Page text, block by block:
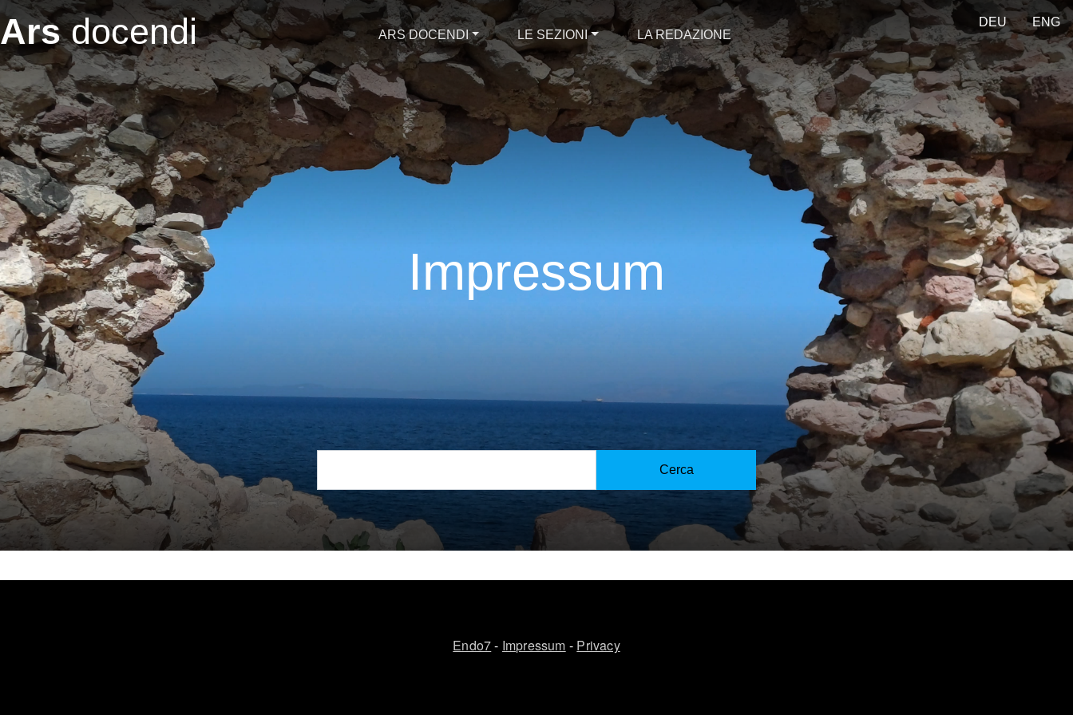
Salta al contenuto principale
Impressum
DEU ENG
Ars docendi ARS DOCENDI LE SEZIONI LA REDAZIONE
Impressum
Dr. Rainer Weissengruber
r.weissengruber@eduhi.at
Fondatore
Dr. Rainer Weissengruber
Responsabile per i contenuti
Martina Adami, Matthias Korn
Responsabilità
Nonostante l'attento controllo dei contenuti, non ci assumiamo alcuna responsabilità per il contenuto dei link esterni. Gli operatori delle pagine collegate sono
gli unici responsabili del loro contenuto.
Crediti immagine
https://pixabay.com/
Endo7- Impressum - Privacy